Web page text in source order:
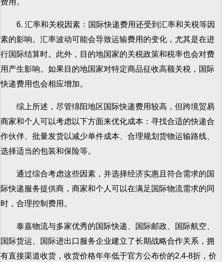
费用。
6. 汇率和关税因素：国际快递费用还受到汇率和关税等因
素的影响。汇率波动可能会导致运输费用的变化，尤其是在进
行国际结算时。此外，目的地国家的关税政策和税率也会对费
用产生影响。如果目的地国家对特定商品征收高额关税，国际
快递费用也会相应增加。
综上所述，尽管绵阳地区国际快递费用较高，但跨境贸易
商家和个人可以考虑以下方面来优化成本：寻找合适的快递合
作伙伴、批量发货以减少单件成本、合理规划货物运输路线、
选择适当的包装和保险等。
通过综合考虑这些因素，并选择经济实惠且符合需求的国
际快递服务提供商，商家和个人可以在满足国际物流需求的同
时，合理控制费用。
泰嘉物流与多家优秀的国际快递、国际邮政、国际航空、
国际货运、国际进出口服务企业建立了长期战略合作关系，拥
有直接渠道收货，收货价格年年低于官方公布价的2.4-8折，价